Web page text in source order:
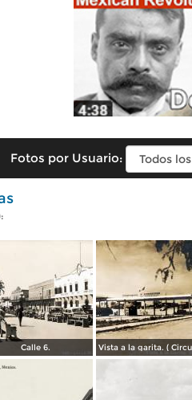
Fotos por Usuario:
Calle 6.